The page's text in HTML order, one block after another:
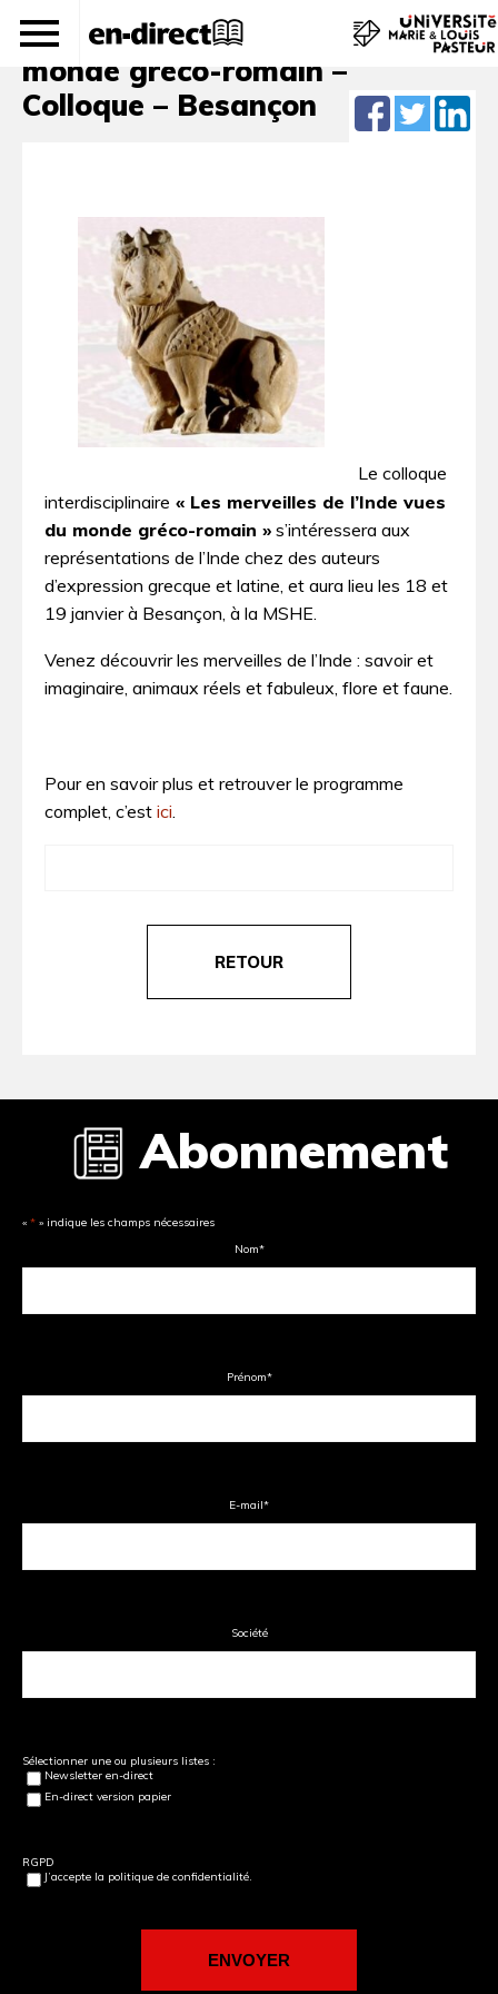
Les merveilles de l’Inde vues du
monde gréco-romain –
Colloque – Besançon
Le colloque
interdisciplinaire « Les merveilles de l’Inde vues
du monde gréco-romain » s’intéressera aux
représentations de l’Inde chez des auteurs
d’expression grecque et latine, et aura lieu les 18 et
19 janvier à Besançon, à la MSHE.
Venez découvrir les merveilles de l’Inde : savoir et
imaginaire, animaux réels et fabuleux, flore et faune.
Pour en savoir plus et retrouver le programme
complet, c’est ici
RETOUR
Abonnement
« * » indique les champs nécessaires
Nom*
Prénom*
E-mail*
Société
Sélectionner une ou plusieurs listes :
Newsletter en-direct
En-direct version papier
RGPD
J’accepte la politique de confidentialité.